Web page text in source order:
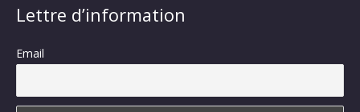
Lettre d’information
Email